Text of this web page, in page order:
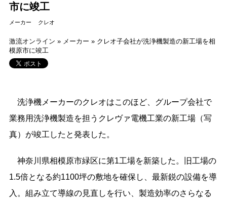
市に竣工
メーカー クレオ
激流オンライン » メーカー » クレオ子会社が洗浄機製造の新工場を相
模原市に竣工
洗浄機メーカーのクレオはこのほど、グループ会社で
業務用洗浄機製造を担うクレヴァ電機工業の新工場（写
真）が竣工したと発表した。
神奈川県相模原市緑区に第1工場を新築した。旧工場の
1.5倍となる約1100坪の敷地を確保し、最新鋭の設備を導
入。組み立て導線の見直しを行い、製造効率のさらなる